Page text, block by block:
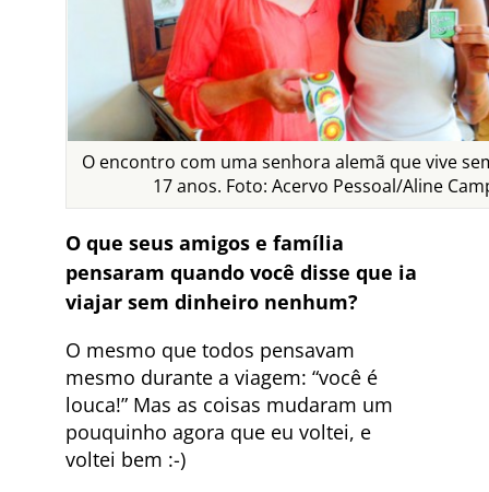
O encontro com uma senhora alemã que vive
17 anos. Foto: Acervo Pessoal/Aline
O que seus amigos e família
pensaram quando você disse que ia
viajar sem dinheiro nenhum?
O mesmo que todos pensavam
mesmo durante a viagem: “você é
louca!” Mas as coisas mudaram um
pouquinho agora que eu voltei, e
voltei bem :-)